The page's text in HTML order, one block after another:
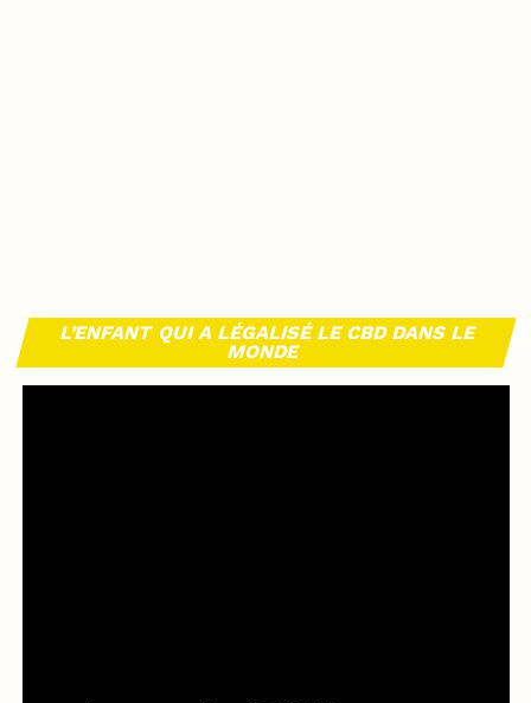
L’ENFANT QUI A LÉGALISÉ LE CBD DANS LE
MONDE